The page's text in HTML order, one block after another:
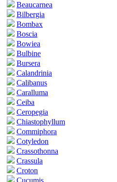
Beaucarnea
Bilbergia
Bombax
Boscia
Bowiea
Bulbine
Bursera
Calandrinia
Calibanus
Caralluma
Ceiba
Ceropegia
Chiastophyllum
Commiphora
Cotyledon
Crassothonna
Crassula
Croton
Cucumis